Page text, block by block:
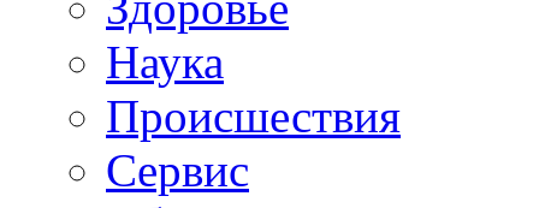
Наука
Происшествия
Сервис